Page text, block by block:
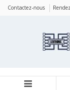
Contactez-nous
Panneau de gestion des